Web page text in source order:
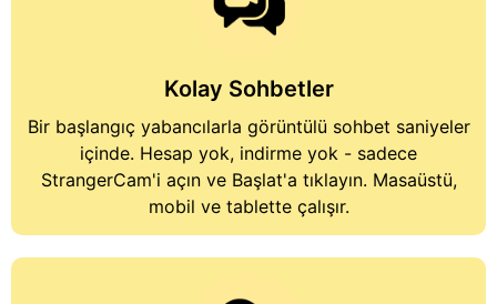
Kolay Sohbetler
Bir başlangıç yabancılarla görüntülü sohbet saniyeler
içinde. Hesap yok, indirme yok - sadece
StrangerCam'i açın ve Başlat'a tıklayın. Masaüstü,
mobil ve tablette çalışır.